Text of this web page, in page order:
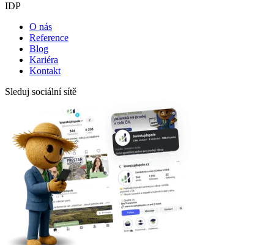
IDP
O nás
Reference
Blog
Kariéra
Kontakt
Sleduj sociální sítě